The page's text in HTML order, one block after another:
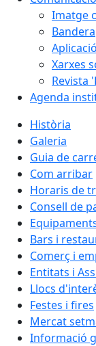
Imatge
Bandera
Xarxes
Revista
Agenda
Història
Galeria
Guia de
Com arribar
Horaris de
Consell de
Bars i
Comerç i
Entitats i
Llocs
Festes i fires
Mercat
Informació